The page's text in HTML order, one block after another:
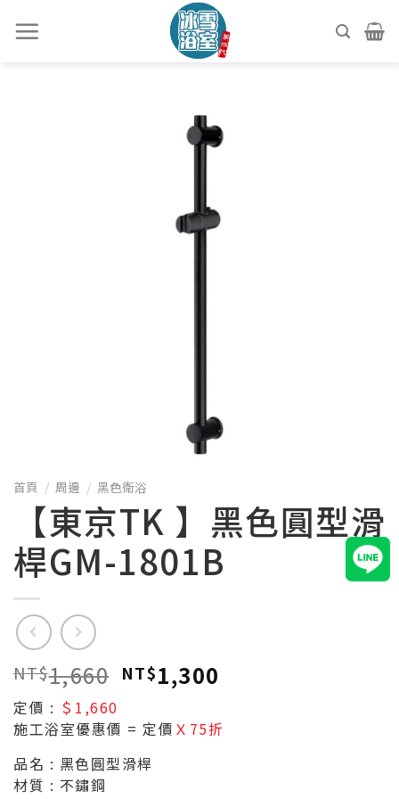
首頁 / 周邊 / 黑色衛浴
【東京TK 】黑色圓型滑
桿GM-1801B
NT$1,660 NT$1,300
定價 : ＄1,660
施工浴室優惠價 = 定價 Ｘ75折
品名 : 黑色圓型滑桿
材質 : 不鏽鋼